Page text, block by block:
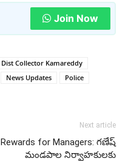
Join Now
Dist Collector Kamareddy
News Updates
Police
Next article
Rewards for Managers: గణేష్
మండపాల నిర్వాహకులకు